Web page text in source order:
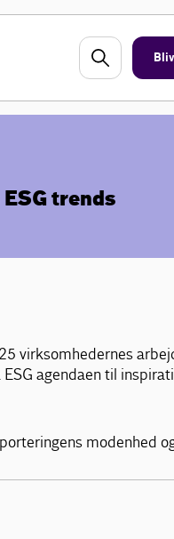
trends
virksomhedernes
agendaen til
modenhed